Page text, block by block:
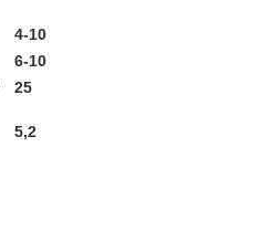
4-10
6-10
25
5,2